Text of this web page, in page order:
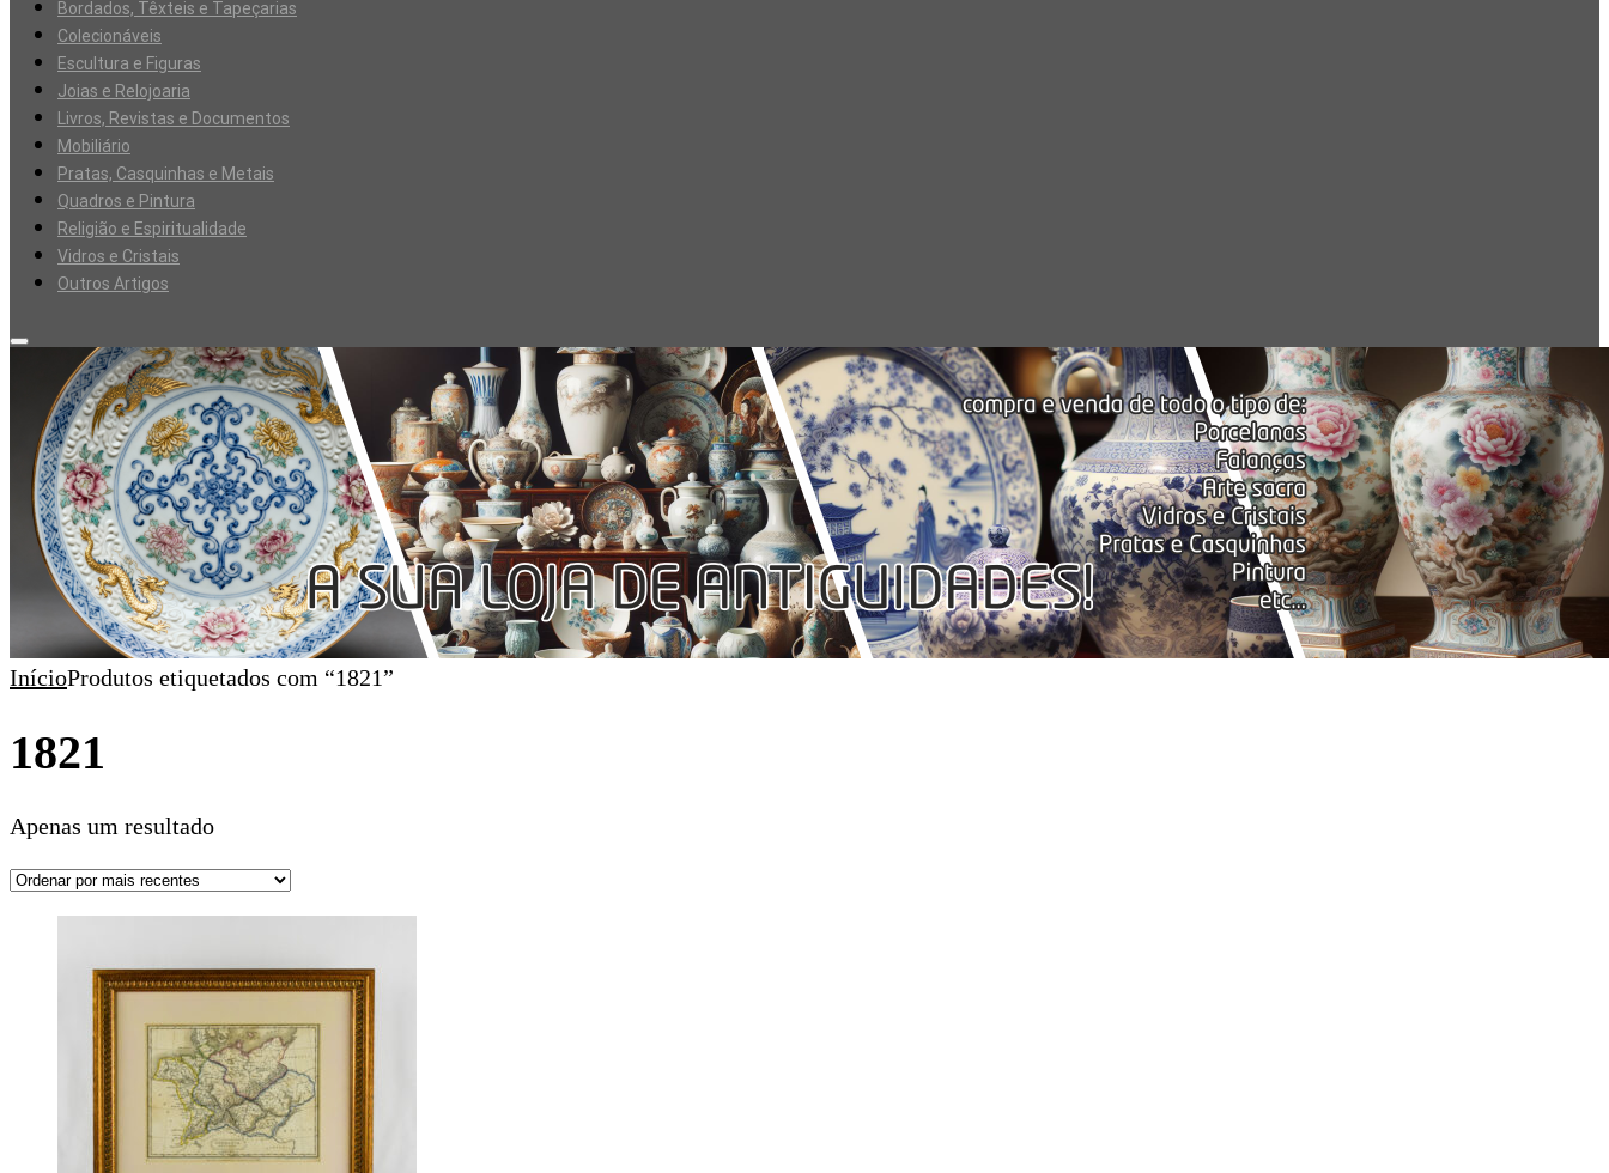
Bordados, Têxteis e Tapeçarias
Colecionáveis
Escultura e Figuras
Joias e Relojoaria
Livros, Revistas e Documentos
Mobiliário
Pratas, Casquinhas e Metais
Quadros e Pintura
Religião e Espiritualidade
Vidros e Cristais
Outros Artigos
InícioProdutos etiquetados com “1821”
1821
Apenas um resultado